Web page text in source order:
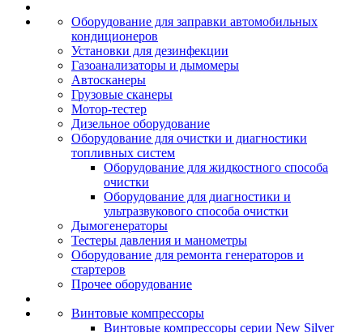
Оборудование для заправки автомобильных
кондиционеров
Установки для дезинфекции
Газоанализаторы и дымомеры
Автосканеры
Грузовые сканеры
Мотор-тестер
Дизельное оборудование
Оборудование для очистки и диагностики
топливных систем
Оборудование для жидкостного способа
очистки
Оборудование для диагностики и
ультразвукового способа очистки
Дымогенераторы
Тестеры давления и манометры
Оборудование для ремонта генераторов и
стартеров
Прочее оборудование
Винтовые компрессоры
Винтовые компрессоры серии New Silver